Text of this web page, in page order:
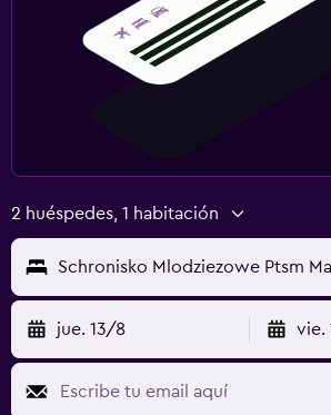
2 huéspedes, 1 habitación
Schronisko Mlodziezowe Ptsm
jue. 13/8 vie.